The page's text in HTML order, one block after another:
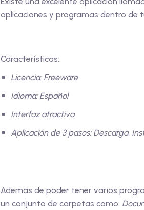
aplicaciones y programas dentro de
Características:
Licencia: Freeware
Idioma: Español
Interfaz atractiva
Aplicación de 3 pasos: Descarga,
Ademas de poder tener varios
un conjunto de carpetas como: